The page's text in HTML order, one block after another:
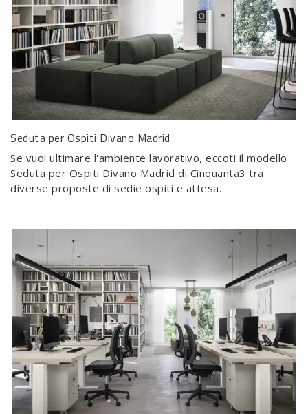
Seduta per Ospiti Divano Madrid
Se vuoi ultimare l'ambiente lavorativo, eccoti il modello
Seduta per Ospiti Divano Madrid di Cinquanta3 tra
diverse proposte di sedie ospiti e attesa.